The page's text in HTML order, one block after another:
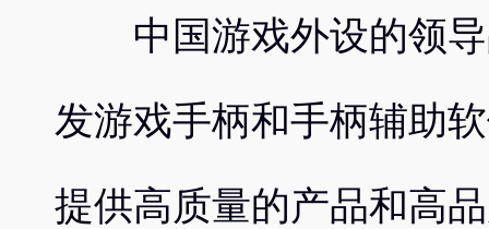
中国游戏外设的领导
发游戏手柄和手柄辅助
提供高质量的产品和高